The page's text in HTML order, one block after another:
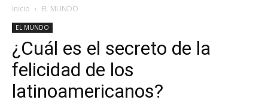
Inicio EL MUNDO
EL MUNDO
¿Cuál es el secreto de la
felicidad de los
latinoamericanos?